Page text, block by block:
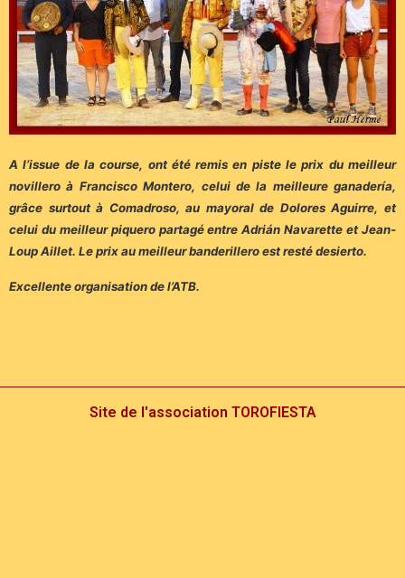
A l’issue de la course, ont été remis en piste le prix du meilleur
novillero à Francisco Montero, celui de la meilleure ganadería,
grâce surtout à Comadroso, au mayoral de Dolores Aguirre, et
celui du meilleur piquero partagé entre Adrián Navarette et Jean-
Loup Aillet. Le prix au meilleur banderillero est resté desierto.
Excellente organisation de l’ATB.
Site de l'association TOROFIESTA